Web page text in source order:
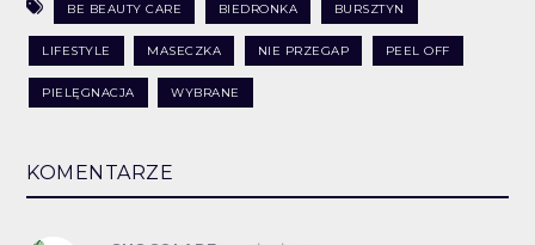
BE BEAUTY CARE BIEDRONKA BURSZTYN
LIFESTYLE MASECZKA NIE PRZEGAP PEEL OFF
PIELĘGNACJA WYBRANE
KOMENTARZE